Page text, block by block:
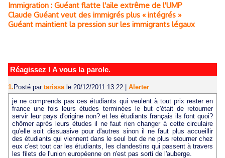
Immigration : Guéant flatte l'aile extrême de l'UMP
Claude Guéant veut des immigrés plus « intégrés »
Guéant maintient la pression sur les immigrants légaux
Réagissez ! A vous la parole.
1. Posté par tarissa le 20/12/2011 13:22
Alerter
je ne comprends pas ces étudiants qui veulent à tout prix rester en
france une fois leurs études terminées le but c'était de retourner
servir leur pays d'origine non? et les étudiants français ils font quoi?
chômer après leurs études il ne faut rien changer à cette circulaire
qu'elle soit dissuasive pour d'autres sinon il ne faut plus accueillir
des étudiants qui viennent dans le seul but de ne plus retourner chez
eux c'est tout car les étudiants, les clandestins qui passent à travers
les filets de l'union européenne on n'est pas sorti de l'auberge.